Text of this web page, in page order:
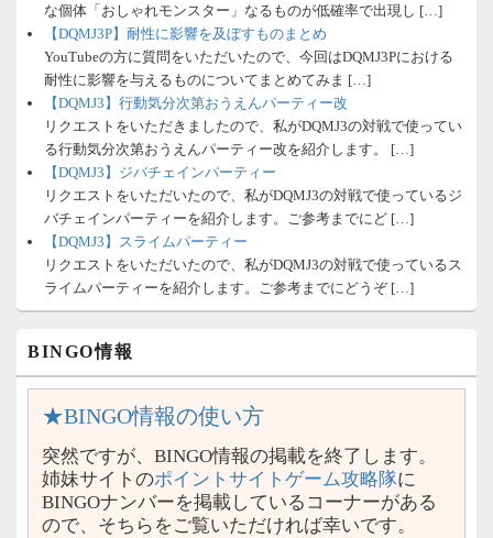
な個体「おしゃれモンスター」なるものが低確率で出現し […]
【DQMJ3P】耐性に影響を及ぼすものまとめ
YouTubeの方に質問をいただいたので、今回はDQMJ3Pにおける
耐性に影響を与えるものについてまとめてみま […]
【DQMJ3】行動気分次第おうえんパーティー改
リクエストをいただきましたので、私がDQMJ3の対戦で使ってい
る行動気分次第おうえんパーティー改を紹介します。 […]
【DQMJ3】ジバチェインパーティー
リクエストをいただいたので、私がDQMJ3の対戦で使っているジ
バチェインパーティーを紹介します。ご参考までにど […]
【DQMJ3】スライムパーティー
リクエストをいただいたので、私がDQMJ3の対戦で使っているス
ライムパーティーを紹介します。ご参考までにどうぞ […]
BINGO情報
★BINGO情報の使い方
突然ですが、BINGO情報の掲載を終了します。
姉妹サイトのポイントサイトゲーム攻略隊に
BINGOナンバーを掲載しているコーナーがある
ので、そちらをご覧いただければ幸いです。